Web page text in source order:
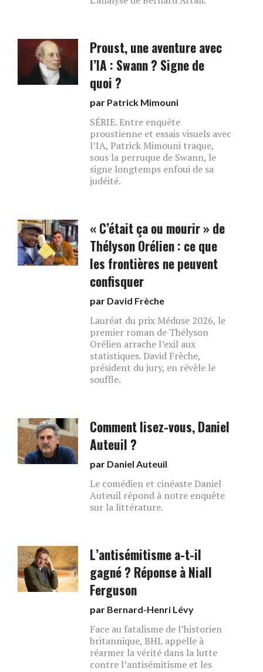
Proust, une aventure avec
l’IA : Swann ? Signe de
quoi ?
par Patrick Mimouni
SÉRIE. Entre enquête
proustienne et essais visuels avec
l’IA, Patrick Mimouni traque,
sous la perruque de Swann, le
signe longtemps enfoui de sa
judéité.
« C’était ça ou mourir » de
Thélyson Orélien : ce que
les frontières ne peuvent
confisquer
par David Frèche
Lauréat du prix Méduse 2026, le
premier roman de Thélyson
Orélien arrache l’exil aux
statistiques. David Frèche,
président du jury, en révèle le
souffle.
Comment lisez-vous, Daniel
Auteuil ?
par Daniel Auteuil
Le comédien et cinéaste Daniel
Auteuil répond à notre enquête
sur la littérature.
L’antisémitisme a-t-il
gagné ? Réponse à Niall
Ferguson
par Bernard-Henri Lévy
Face au fatalisme de l’historien
britannique, BHL appelle à
réarmer la vérité dans la lutte
contre l’antisémitisme et les